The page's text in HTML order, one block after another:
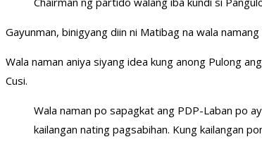
Gayunman, binigyang diin ni Matibag na wala
Wala naman aniya siyang idea kung anong Pulong
Cusi.
Wala naman po sapagkat ang PDP-Laban po
kailangan nating pagsabihan. Kung kailangan